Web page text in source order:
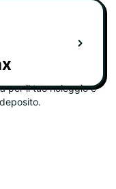
per il tuo noleggio e